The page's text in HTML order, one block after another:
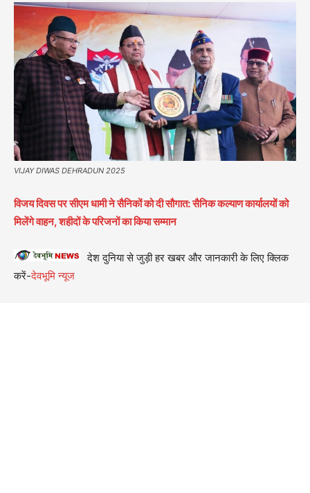
VIJAY DIWAS DEHRADUN 2025
विजय दिवस पर सीएम धामी ने सैनिकों को दी सौगात: सैनिक कल्याण कार्यालयों को
मिलेंगे वाहन, शहीदों के परिजनों का किया सम्मान
देश दुनिया से जुड़ी हर खबर और जानकारी के लिए क्लिक
करें-देवभूमि न्यूज